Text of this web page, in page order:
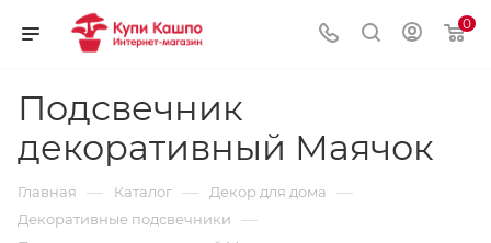
0
Подсвечник
декоративный Маячок
Главная — Каталог — Декор для дома —
Декоративные подсвечники —